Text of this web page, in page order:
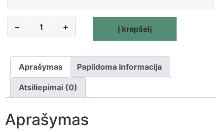
− + Į krepšelį
Aprašymas Papildoma informacija
Atsiliepimai (0)
Aprašymas